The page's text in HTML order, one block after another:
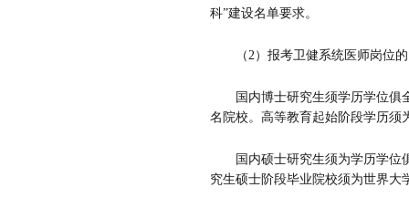
科”建设名单要求。
（2）报考卫健系统医师岗位
国内博士研究生须学历学位
名院校。高等教育起始阶段学历须
国内硕士研究生须为学历学
究生硕士阶段毕业院校须为世界大